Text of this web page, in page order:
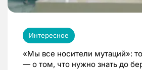
Интересное
«Мы все носители мутаций»:
— о том, что нужно знать до